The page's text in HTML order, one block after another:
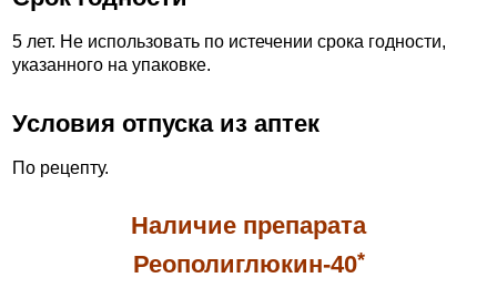
5 лет. Не использовать по истечении срока годности,
указанного на упаковке.
Условия отпуска из аптек
По рецепту.
Наличие препарата
Реополиглюкин-40*